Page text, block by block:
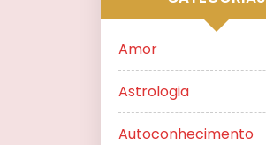
Amor
Astrologia
Autoconhecimento